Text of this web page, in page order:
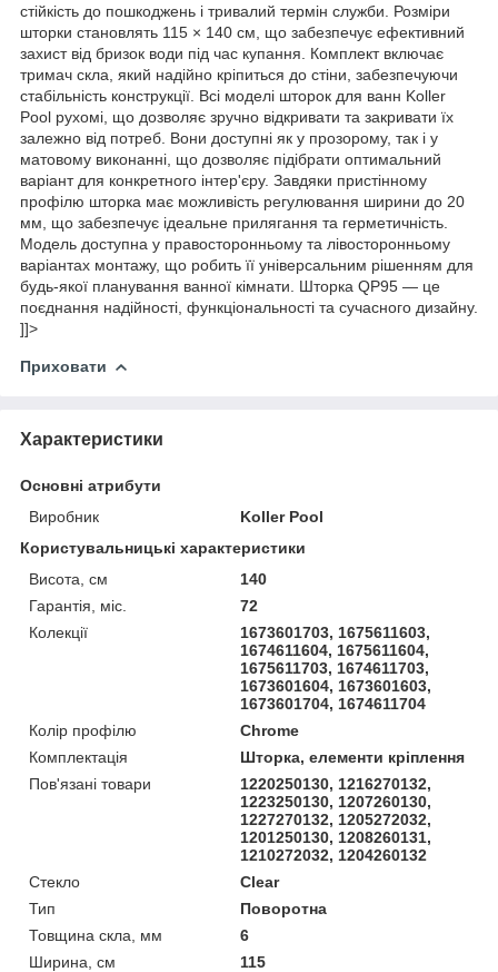
стійкість до пошкоджень і тривалий термін служби. Розміри
шторки становлять 115 × 140 см, що забезпечує ефективний
захист від бризок води під час купання. Комплект включає
тримач скла, який надійно кріпиться до стіни, забезпечуючи
стабільність конструкції. Всі моделі шторок для ванн Koller
Pool рухомі, що дозволяє зручно відкривати та закривати їх
залежно від потреб. Вони доступні як у прозорому, так і у
матовому виконанні, що дозволяє підібрати оптимальний
варіант для конкретного інтер'єру. Завдяки пристінному
профілю шторка має можливість регулювання ширини до 20
мм, що забезпечує ідеальне прилягання та герметичність.
Модель доступна у правосторонньому та лівосторонньому
варіантах монтажу, що робить її універсальним рішенням для
будь-якої планування ванної кімнати. Шторка QP95 — це
поєднання надійності, функціональності та сучасного дизайну.
]]>
Приховати
Характеристики
Основні атрибути
Виробник
Koller Pool
Користувальницькі характеристики
Висота, см
140
Гарантія, міс.
72
Колекції
1673601703, 1675611603,
1674611604, 1675611604,
1675611703, 1674611703,
1673601604, 1673601603,
1673601704, 1674611704
Колір профілю
Chrome
Комплектація
Шторка, елементи кріплення
Пов'язані товари
1220250130, 1216270132,
1223250130, 1207260130,
1227270132, 1205272032,
1201250130, 1208260131,
1210272032, 1204260132
Стекло
Clear
Тип
Поворотна
Товщина скла, мм
6
Ширина, см
115